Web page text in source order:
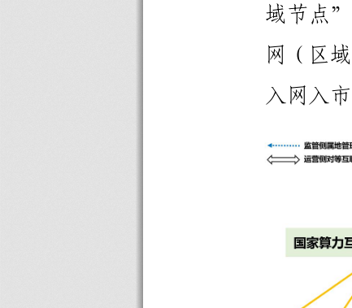
域节点”
网 （ 区域
入 网 入市